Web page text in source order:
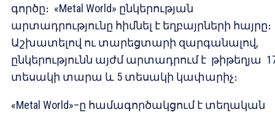
գործը։ «Metal World» ընկերության
արտադրությունը հիմնել է եղբայրների հայրը։
Աշխատելով ու տարեցտարի զարգանալով,
ընկերությունն այժմ արտադրում է թիթեղյա
տեսակի տարա և 5 տեսակի կափարիչ։
«Metal World»–ը համագործակցում է տեղական